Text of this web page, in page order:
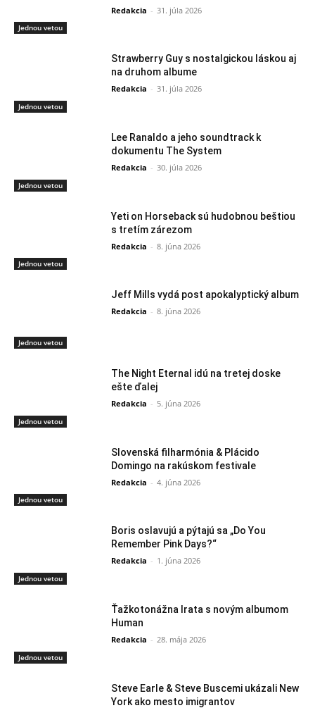
Jednou vetou
Redakcia - 31. júla 2026
Jednou vetou
Strawberry Guy s nostalgickou láskou aj
na druhom albume
Redakcia - 31. júla 2026
Jednou vetou
Lee Ranaldo a jeho soundtrack k
dokumentu The System
Redakcia - 30. júla 2026
Jednou vetou
Yeti on Horseback sú hudobnou beštiou
s tretím zárezom
Redakcia - 8. júna 2026
Jednou vetou
Jeff Mills vydá post apokalyptický album
Redakcia - 8. júna 2026
Jednou vetou
The Night Eternal idú na tretej doske
ešte ďalej
Redakcia - 5. júna 2026
Jednou vetou
Slovenská filharmónia & Plácido
Domingo na rakúskom festivale
Redakcia - 4. júna 2026
Jednou vetou
Boris oslavujú a pýtajú sa „Do You
Remember Pink Days?“
Redakcia - 1. júna 2026
Jednou vetou
Ťažkotonážna Irata s novým albumom
Human
Redakcia - 28. mája 2026
Steve Earle & Steve Buscemi ukázali New
York ako mesto imigrantov